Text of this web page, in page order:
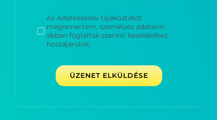
Az Adatkezelési tájékoztatót
megismertem, személyes adataim
abban foglaltak szerinti kezeléséhez
hozzájárulok.
ÜZENET ELKÜLDÉSE